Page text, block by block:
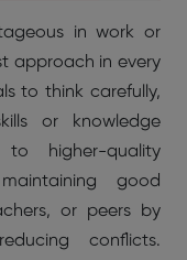
in work or
approach in every
to think carefully,
or knowledge
higher-quality
good
or peers by
conflicts.